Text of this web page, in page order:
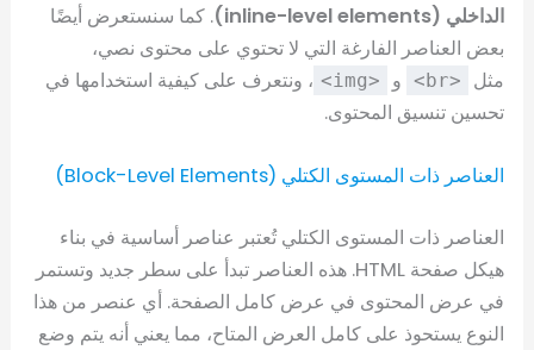
الداخلي (inline-level elements)
. كما سنستعرض أيضًا
بعض العناصر الفارغة التي لا تحتوي على محتوى نصي،
مثل
<br> و <img>
، ونتعرف على كيفية استخدامها في
تحسين تنسيق المحتوى.
العناصر ذات المستوى الكتلي (Block-Level Elements)
العناصر ذات المستوى الكتلي تُعتبر عناصر أساسية في بناء
هيكل صفحة HTML. هذه العناصر تبدأ على سطر جديد وتستمر
في عرض المحتوى في عرض كامل الصفحة. أي عنصر من هذا
النوع يستحوذ على كامل العرض المتاح، مما يعني أنه يتم وضع